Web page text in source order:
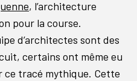
, l’architecture
pour la course.
d’architectes sont des
certains ont même eu
ce tracé mythique. Cette